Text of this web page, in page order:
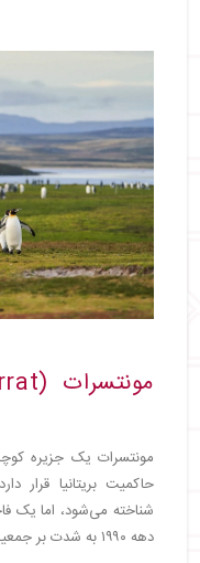
مونتسرات (Montserrat)
مونتسرات یک جزیره
حاکمیت بریتانیا قرار
شناخته می‌شود، اما یک
دهه ۱۹۹۰ به شدت بر جمعیت و ساختار آن تأثیر گذاشت.